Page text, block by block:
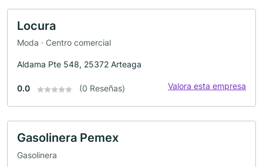
Locura
Moda · Centro comercial
Aldama Pte 548, 25372 Arteaga
0.0 (0 Reseñas) Valora esta empresa
Gasolinera Pemex
Gasolinera